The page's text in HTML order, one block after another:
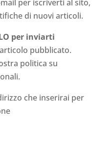
per iscriverti al sito,
di nuovi articoli.
per inviarti
pubblicato.
politica su
.
che inserirai per